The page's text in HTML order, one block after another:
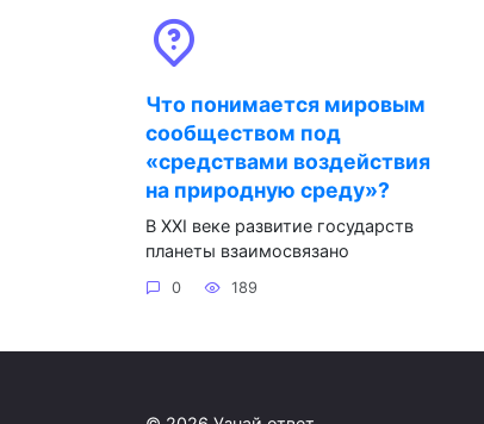
Что понимается мировым
сообществом под
«средствами воздействия
на природную среду»?
В XXI веке развитие государств
планеты взаимосвязано
0 189